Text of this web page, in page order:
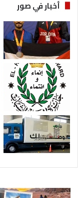
أخبار في صور